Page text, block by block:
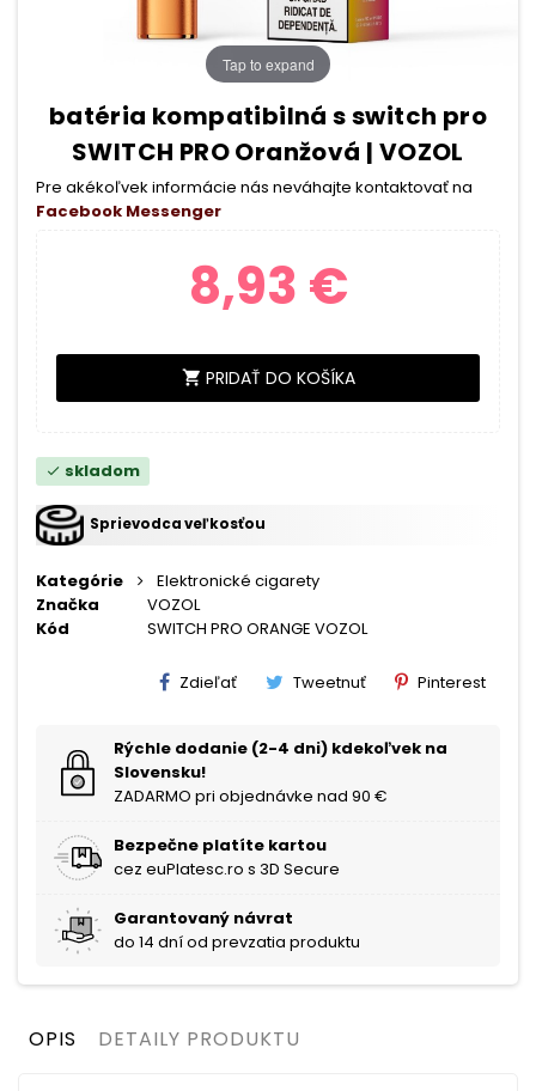
Tap to expand
batéria kompatibilná s switch pro
SWITCH PRO Oranžová | VOZOL
Pre akékoľvek informácie nás neváhajte kontaktovať na
Facebook Messenger
8,93 €
shopping_cart PRIDAŤ DO KOŠÍKA
check skladom
Sprievodca veľkosťou
Kategórie
Elektronické cigarety
Značka
VOZOL
Kód
SWITCH PRO ORANGE VOZOL
Zdieľať Tweetnuť Pinterest
Rýchle dodanie (2-4 dni) kdekoľvek na
Slovensku!
ZADARMO pri objednávke nad 90 €
Bezpečne platíte kartou
cez euPlatesc.ro s 3D Secure
Garantovaný návrat
do 14 dní od prevzatia produktu
OPIS DETAILY PRODUKTU